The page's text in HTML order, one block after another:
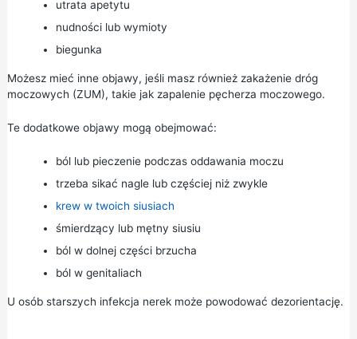
utrata apetytu
nudności lub wymioty
biegunka
Możesz mieć inne objawy, jeśli masz również zakażenie dróg
moczowych (ZUM), takie jak zapalenie pęcherza moczowego.
Te dodatkowe objawy mogą obejmować:
ból lub pieczenie podczas oddawania moczu
trzeba sikać nagle lub częściej niż zwykle
krew w twoich siusiach
śmierdzący lub mętny siusiu
ból w dolnej części brzucha
ból w genitaliach
U osób starszych infekcja nerek może powodować dezorientację.